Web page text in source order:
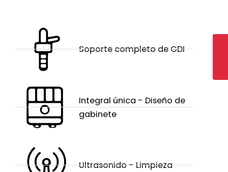
Soporte completo de GDI
Integral única - Diseño de
gabinete
Ultrasonido - Limpieza